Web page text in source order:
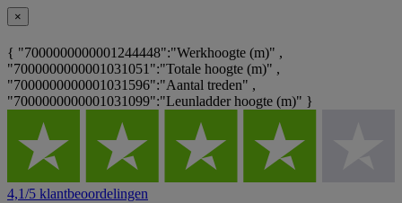
×
{ "7000000000001244448":"Werkhoogte (m)" ,
"7000000000001031051":"Totale hoogte (m)" ,
"7000000000001031596":"Aantal treden" ,
"7000000000001031099":"Leunladder hoogte (m)" }
4,1/5 klantbeoordelingen